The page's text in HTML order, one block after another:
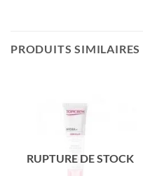
PRODUITS SIMILAIRES
RUPTURE DE STOCK